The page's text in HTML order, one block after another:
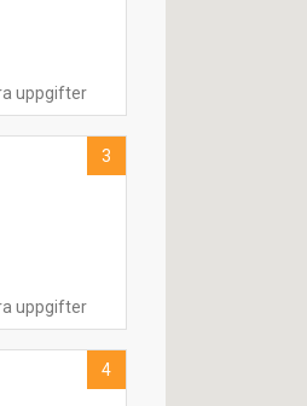
uppgifter
uppgifter
3
4